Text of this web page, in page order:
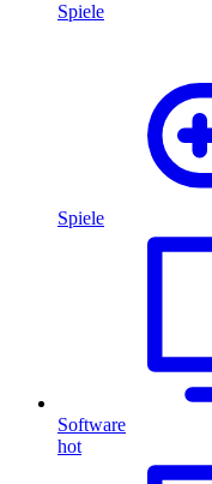
Spiele
Spiele
Software
hot